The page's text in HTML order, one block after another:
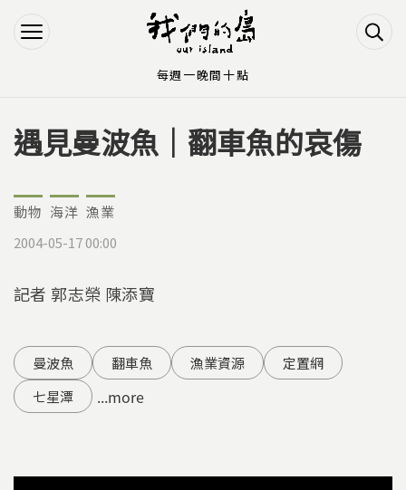
Jump to Navigation
Jump to Main content
您在這裡
遇見曼波魚｜翻車魚的哀傷
動物 海洋 漁業
2004-05-17 00:00
記者 郭志榮 陳添寶
曼波魚 翻車魚 漁業資源
定置網
七星潭
...more
每週一晚間十點